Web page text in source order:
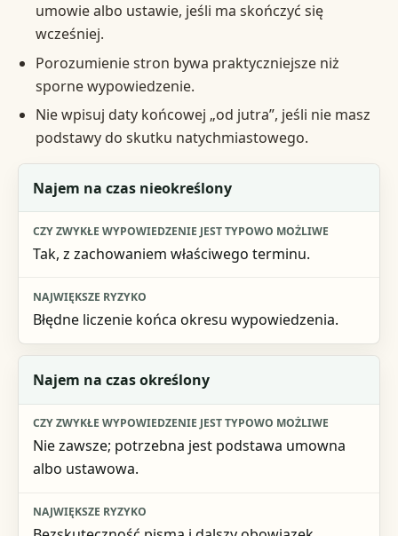
umowie albo ustawie, jeśli ma skończyć się
wcześniej.
Porozumienie stron bywa praktyczniejsze niż
sporne wypowiedzenie.
Nie wpisuj daty końcowej „od jutra”, jeśli nie masz
podstawy do skutku natychmiastowego.
Sytuacja
Czy zwykłe wypowiedzenie jest typowo możliwe
Najem na czas nieokreślony
Tak, z zachowaniem właściwego terminu.
Błędne liczenie końca okresu wypowiedzenia.
Najem na czas określony
Nie zawsze; potrzebna jest podstawa umowna
albo ustawowa.